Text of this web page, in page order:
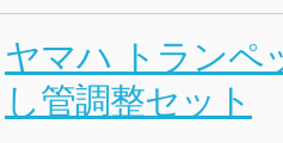
ヤマハ トランペ
し管調整セット